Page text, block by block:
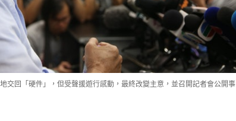
交回「硬件」，但受聲援遊行感動，最終改變主意，並召開記者會公開事